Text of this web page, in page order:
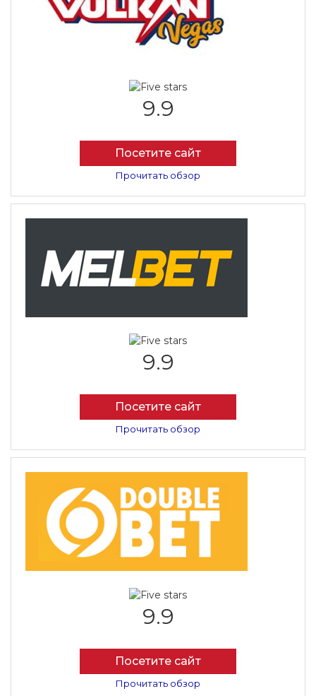
9.9
Посетите сайт
Прочитать обзор
9.9
Посетите сайт
Прочитать обзор
9.9
Посетите сайт
Прочитать обзор